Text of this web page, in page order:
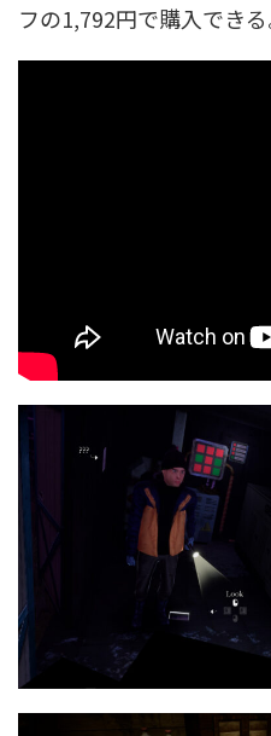
フの1,792円で購入できる